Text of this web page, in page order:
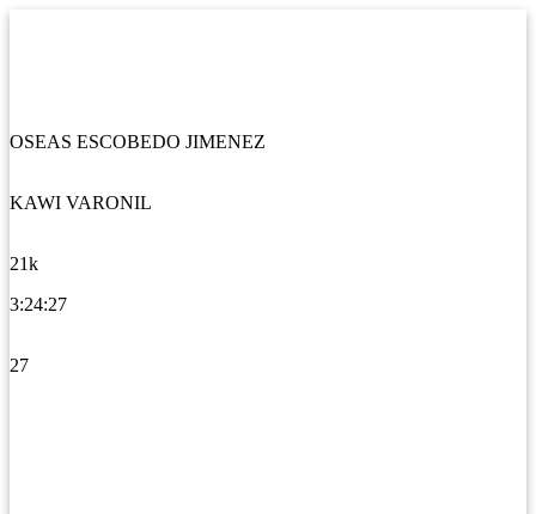
OSEAS ESCOBEDO JIMENEZ
KAWI VARONIL
21k
3:24:27
27